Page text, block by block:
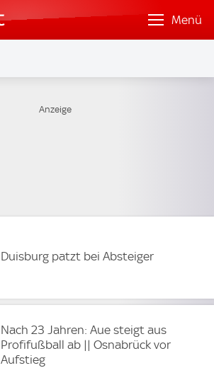
Menü
Duisburg patzt bei Absteiger
Nach 23 Jahren: Aue steigt aus
Profifußball ab || Osnabrück vor
Aufstieg